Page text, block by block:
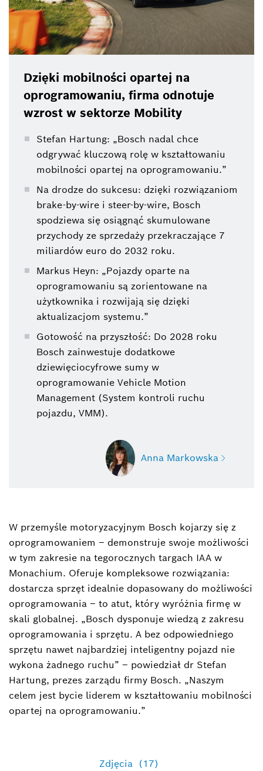
Dzięki mobilności opartej na
oprogramowaniu, firma odnotuje
wzrost w sektorze Mobility
Stefan Hartung: „Bosch nadal chce
odgrywać kluczową rolę w kształtowaniu
mobilności opartej na oprogramowaniu.”
Na drodze do sukcesu: dzięki rozwiązaniom
brake-by-wire i steer-by-wire, Bosch
spodziewa się osiągnąć skumulowane
przychody ze sprzedaży przekraczające 7
miliardów euro do 2032 roku.
Markus Heyn: „Pojazdy oparte na
oprogramowaniu są zorientowane na
użytkownika i rozwijają się dzięki
aktualizacjom systemu.”
Gotowość na przyszłość: Do 2028 roku
Bosch zainwestuje dodatkowe
dziewięciocyfrowe sumy w
oprogramowanie Vehicle Motion
Management (System kontroli ruchu
pojazdu, VMM).
Anna Markowska
Anna Markowska
Starszy Specjalista ds. PR
+48 22 715 48 05
anna.markowska@pl.bosch.com
W przemyśle motoryzacyjnym Bosch kojarzy się z
oprogramowaniem – demonstruje swoje możliwości
w tym zakresie na tegorocznych targach IAA w
Monachium. Oferuje kompleksowe rozwiązania:
dostarcza sprzęt idealnie dopasowany do możliwości
oprogramowania – to atut, który wyróżnia firmę w
skali globalnej. „Bosch dysponuje wiedzą z zakresu
oprogramowania i sprzętu. A bez odpowiedniego
sprzętu nawet najbardziej inteligentny pojazd nie
wykona żadnego ruchu” – powiedział dr Stefan
Hartung, prezes zarządu firmy Bosch. „Naszym
celem jest bycie liderem w kształtowaniu mobilności
opartej na oprogramowaniu.”
Zdjęcia (17)